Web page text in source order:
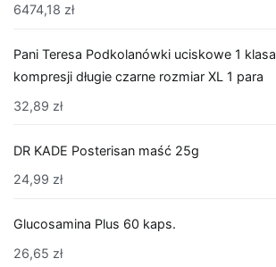
6474,18 zł
Pani Teresa Podkolanówki uciskowe 1 klasa
kompresji długie czarne rozmiar XL 1 para
32,89 zł
DR KADE Posterisan maść 25g
24,99 zł
Glucosamina Plus 60 kaps.
26,65 zł